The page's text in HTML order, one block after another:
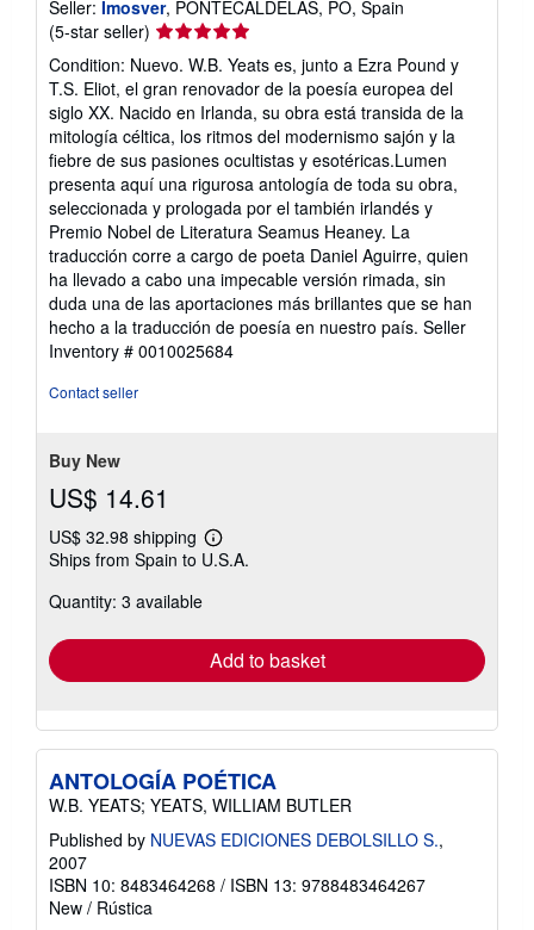
Seller: Imosver, PONTECALDELAS, PO, Spain
(5-star seller) Seller
rating
5
out
of
5
stars
Condition: Nuevo. W.B. Yeats es, junto a Ezra Pound y
T.S. Eliot, el gran renovador de la poesía europea del
siglo XX. Nacido en Irlanda, su obra está transida de la
mitología céltica, los ritmos del modernismo sajón y la
fiebre de sus pasiones ocultistas y esotéricas.Lumen
presenta aquí una rigurosa antología de toda su obra,
seleccionada y prologada por el también irlandés y
Premio Nobel de Literatura Seamus Heaney. La
traducción corre a cargo de poeta Daniel Aguirre, quien
ha llevado a cabo una impecable versión rimada, sin
duda una de las aportaciones más brillantes que se han
hecho a la traducción de poesía en nuestro país. Seller
Inventory # 0010025684
Contact seller
Buy New
US$ 14.61
US$ 32.98 shipping
Learn
more
Ships from Spain to U.S.A.
Quantity: 3 available
Add to basket
ANTOLOGÍA POÉTICA
W.B. YEATS; YEATS, WILLIAM BUTLER
Published by NUEVAS EDICIONES DEBOLSILLO S.,
2007
ISBN 10: 8483464268 / ISBN 13: 9788483464267
New / Rústica